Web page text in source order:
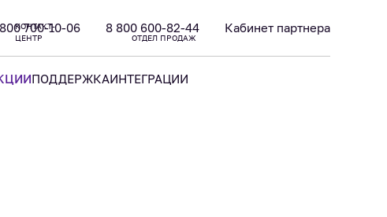
700-10-06
КОНТАКТ-
ЦЕНТР
8 800 600-82-44
ОТДЕЛ ПРОДАЖ
Кабинет партнера
ПОДДЕРЖКАИНТЕГРАЦИИ